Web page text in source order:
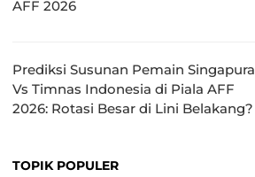
AFF 2026
Prediksi Susunan Pemain Singapura
Vs Timnas Indonesia di Piala AFF
2026: Rotasi Besar di Lini Belakang?
TOPIK POPULER